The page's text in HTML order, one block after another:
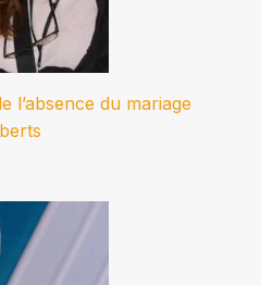
l’absence du mariage